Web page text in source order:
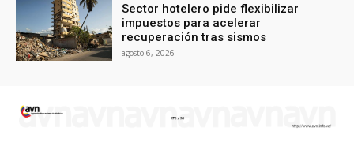
Sector hotelero pide flexibilizar
impuestos para acelerar
recuperación tras sismos
agosto 6, 2026